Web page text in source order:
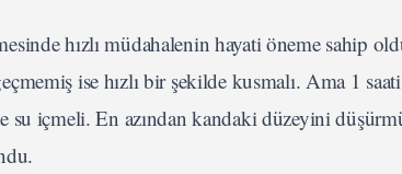
hızlı müdahalenin hayati öneme sahip
ise hızlı bir şekilde kusmalı. Ama 1
içmeli. En azından kandaki düzeyini